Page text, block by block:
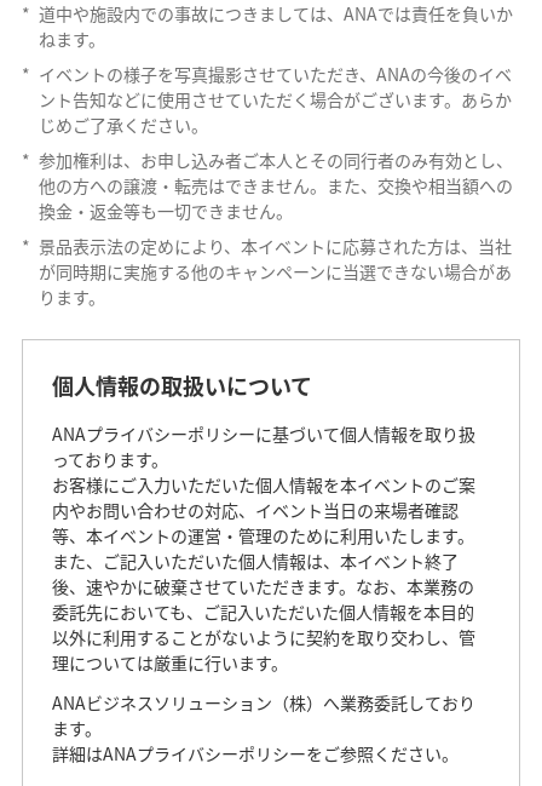
* 道中や施設内での事故につきましては、ANAでは責任を負いか
ねます。
* イベントの様子を写真撮影させていただき、ANAの今後のイベ
ント告知などに使用させていただく場合がございます。あらか
じめご了承ください。
* 参加権利は、お申し込み者ご本人とその同行者のみ有効とし、
他の方への譲渡・転売はできません。また、交換や相当額への
換金・返金等も一切できません。
* 景品表示法の定めにより、本イベントに応募された方は、当社
が同時期に実施する他のキャンペーンに当選できない場合があ
ります。
個人情報の取扱いについて
ANAプライバシーポリシーに基づいて個人情報を取り扱
っております。
お客様にご入力いただいた個人情報を本イベントのご案
内やお問い合わせの対応、イベント当日の来場者確認
等、本イベントの運営・管理のために利用いたします。
また、ご記入いただいた個人情報は、本イベント終了
後、速やかに破棄させていただきます。なお、本業務の
委託先においても、ご記入いただいた個人情報を本目的
以外に利用することがないように契約を取り交わし、管
理については厳重に行います。
ANAビジネスソリューション（株）へ業務委託しており
ます。
詳細はANAプライバシーポリシーをご参照ください。